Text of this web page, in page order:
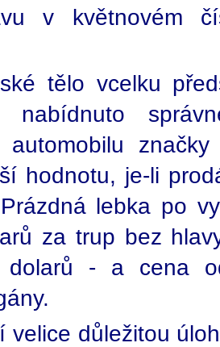
v květnovém
tělo vcelku
nabídnuto
automobilu
hodnotu, je-li
lebka po
za trup bez
dolarů - a cena
velice důležitou